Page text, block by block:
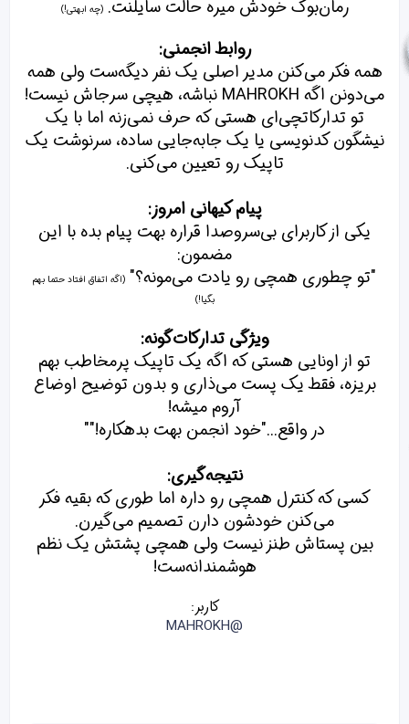
رمان‌بوک خودش میره حالت سایلنت.(چه ابهتی!)
روابط انجمنی:
همه فکر می‌کنن مدیر اصلی یک نفر دیگه‌ست ولی همه
می‌دونن اگه MAHROKH نباشه، هیچی سرجاش نیست!
تو تدارکاتچی‌ای هستی که حرف نمی‌زنه اما با یک
نیشگون کدنویسی یا یک جابه‌جایی ساده، سرنوشت یک
تاپیک رو تعیین می‌کنی.
پیام کیهانی امروز:
یکی از کاربرای بی‌سروصدا قراره بهت پیام بده با این
مضمون:
"تو چطوری همچی رو یادت می‌مونه؟" (اگه اتفاق افتاد حتما بهم
بگیا!)
ویژگی تدارکات‌گونه:
تو از اونایی هستی که اگه یک تاپیک پرمخاطب بهم
بریزه، فقط یک پست می‌ذاری و بدون توضیح اوضاع
آروم میشه!
در واقع..."خود انجمن بهت بدهکاره!""
نتیجه‌گیری:
کسی که کنترل همچی رو داره اما طوری که بقیه فکر
می‌کنن خودشون دارن تصمیم می‌گیرن.
بین پستاش طنز نیست ولی همچی پشتش یک نظم
هوشمندانه‌ست!
کاربر:
@MAHROKH